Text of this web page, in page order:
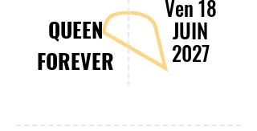
QUEEN
FOREVER
Ven 18
JUIN
2027